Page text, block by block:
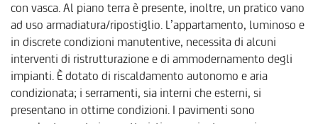
con vasca. Al piano terra è presente, inoltre, un pratico vano
ad uso armadiatura/ripostiglio. L’appartamento, luminoso e
in discrete condizioni manutentive, necessita di alcuni
interventi di ristrutturazione e di ammodernamento degli
impianti. È dotato di riscaldamento autonomo e aria
condizionata; i serramenti, sia interni che esterni, si
presentano in ottime condizioni. I pavimenti sono